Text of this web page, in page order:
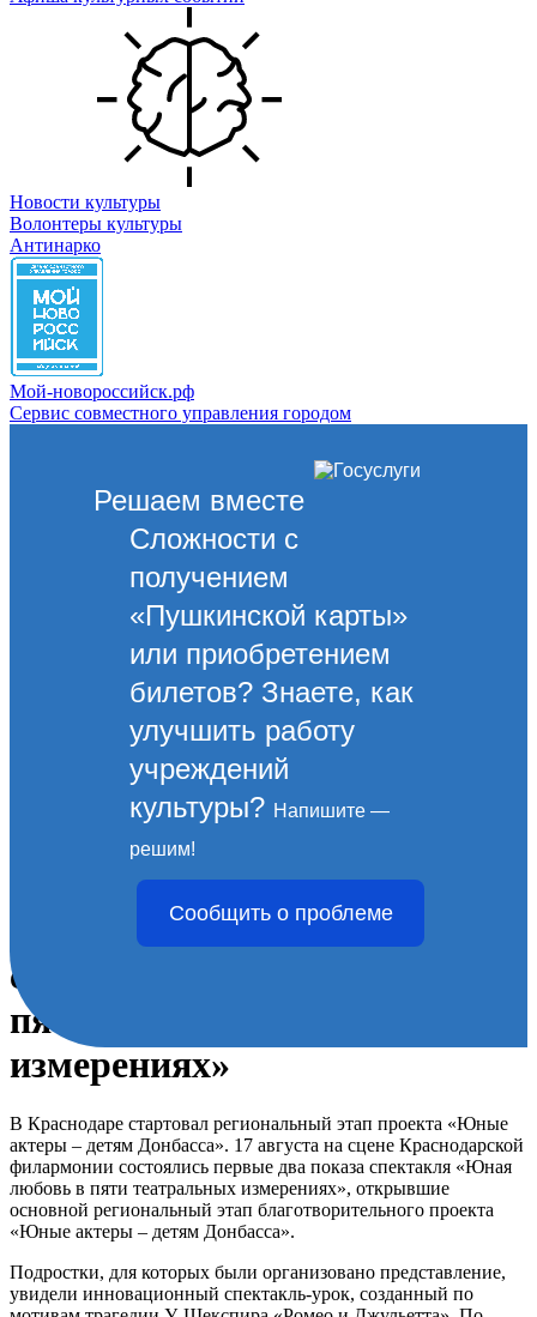
Новости культуры
Волонтеры культуры
Антинарко
Мой-новороссийск.рф
Сервис совместного управления городом
Решаем вместе
Сложности с
получением
«Пушкинской карты»
или приобретением
билетов? Знаете, как
улучшить работу
учреждений
культуры? Напишите —
решим!
Сообщить о проблеме
19 августа Морской
культурный центр
приглашает на премьеру
спектакля «Юная любовь в
пяти театральных
измерениях»
В Краснодаре стартовал региональный этап проекта «Юные
актеры – детям Донбасса». 17 августа на сцене Краснодарской
филармонии состоялись первые два показа спектакля «Юная
любовь в пяти театральных измерениях», открывшие
основной региональный этап благотворительного проекта
«Юные актеры – детям Донбасса».
Подростки, для которых были организовано представление,
увидели инновационный спектакль-урок, созданный по